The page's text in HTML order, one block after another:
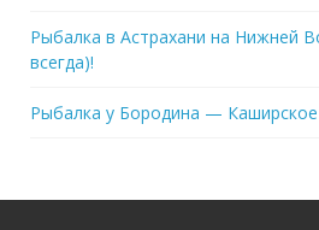
Рыбалка в Астрахани на Нижней
всегда)!
Рыбалка у Бородина —